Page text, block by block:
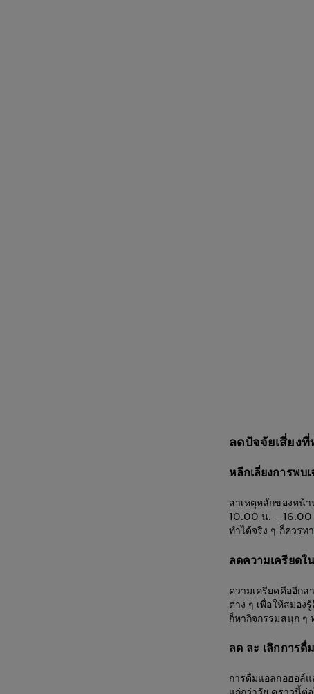
ลดปัจจัยเสี่ยง
หลีกเลี่ยงการพบ
สาเหตุหลักของหน้
10.00 น. – 16.00
ทำได้จริง ๆ ก็ควรทา
ลดความเครียดใ
ความเครียดคืออีก
ต่าง ๆ เพื่อให้สมอง
ก็หากิจกรรมสนุก ๆ
ลด ละ เลิกการ
การดื่มแอลกอฮอล์
แก่กว่าวัย คราวนี้ต่